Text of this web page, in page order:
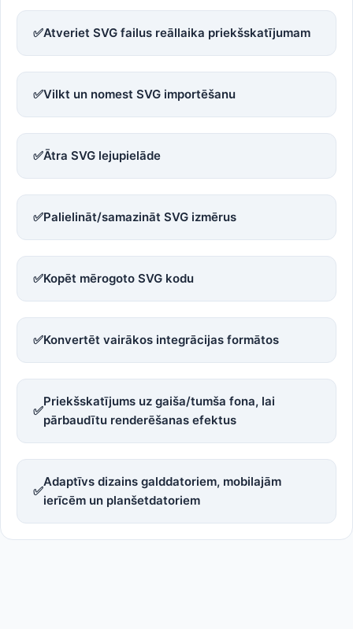
✅Atveriet SVG failus reāllaika priekšskatījumam
✅Vilkt un nomest SVG importēšanu
✅Ātra SVG lejupielāde
✅Palielināt/samazināt SVG izmērus
✅Kopēt mērogoto SVG kodu
✅Konvertēt vairākos integrācijas formātos
✅
Priekšskatījums uz gaiša/tumša fona, lai
pārbaudītu renderēšanas efektus
✅
Adaptīvs dizains galddatoriem, mobilajām
ierīcēm un planšetdatoriem